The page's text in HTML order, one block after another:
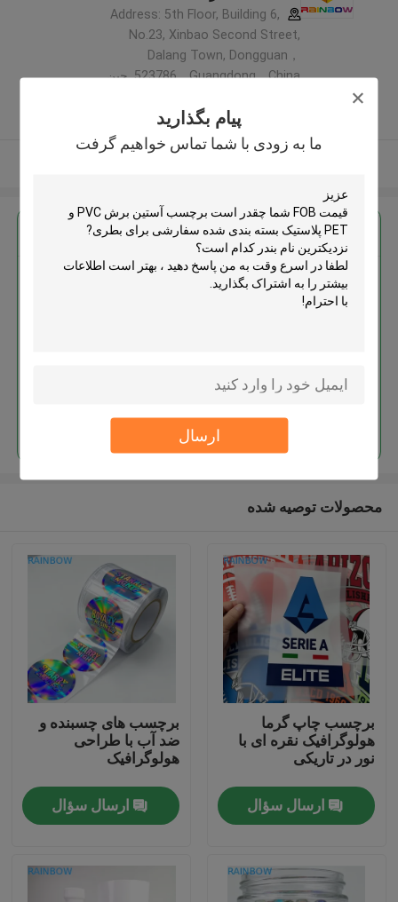
پیام بگذارید
ما به زودی با شما تماس خواهیم گرفت
ارسال
خونه
درباره ما
Address: 5th Floor, Building 6,
No.23, Xinbao Second Street,
Dalang Town, Dongguan，
523786，Guangdong，China ,چین
کننده تایید شده
بهترين قيمت رو براي
ادامه هید
محصولات توصیه شده
برچسب چاپ گرما
هولوگرافیک نقره ای با
نور در تاریکی
ارسال سؤال
برچسب های چسبنده و
ضد آب با طراحی
هولوگرافیک
ارسال سؤال